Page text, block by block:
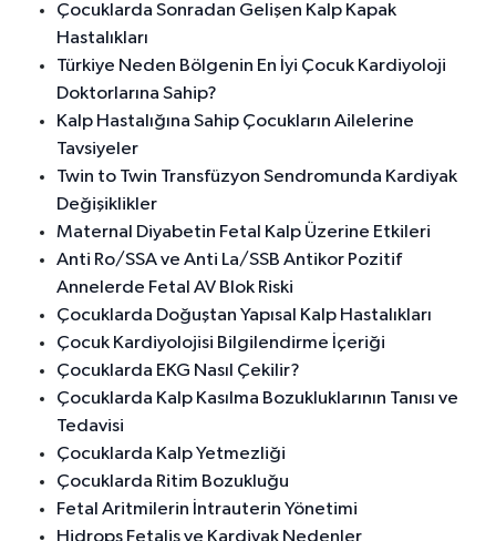
Çocuklarda Sonradan Gelişen Kalp Kapak
Hastalıkları
Türkiye Neden Bölgenin En İyi Çocuk Kardiyoloji
Doktorlarına Sahip?
Kalp Hastalığına Sahip Çocukların Ailelerine
Tavsiyeler
Twin to Twin Transfüzyon Sendromunda Kardiyak
Değişiklikler
Maternal Diyabetin Fetal Kalp Üzerine Etkileri
Anti Ro/SSA ve Anti La/SSB Antikor Pozitif
Annelerde Fetal AV Blok Riski
Çocuklarda Doğuştan Yapısal Kalp Hastalıkları
Çocuk Kardiyolojisi Bilgilendirme İçeriği
Çocuklarda EKG Nasıl Çekilir?
Çocuklarda Kalp Kasılma Bozukluklarının Tanısı ve
Tedavisi
Çocuklarda Kalp Yetmezliği
Çocuklarda Ritim Bozukluğu
Fetal Aritmilerin İntrauterin Yönetimi